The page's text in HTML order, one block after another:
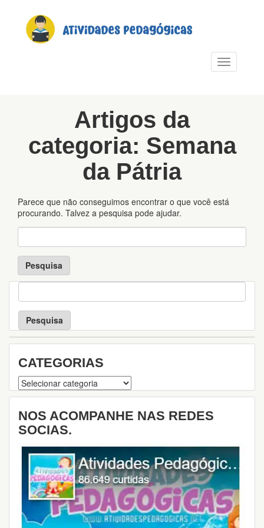
Alternar
Artigos da
categoria: Semana
da Pátria
Parece que não conseguimos encontrar o que você está
procurando. Talvez a pesquisa pode ajudar.
Pesquisa
P
e
s
u
i
a
CATEGORIAS
Categorias
NOS ACOMPANHE NAS REDES
SOCIAS.